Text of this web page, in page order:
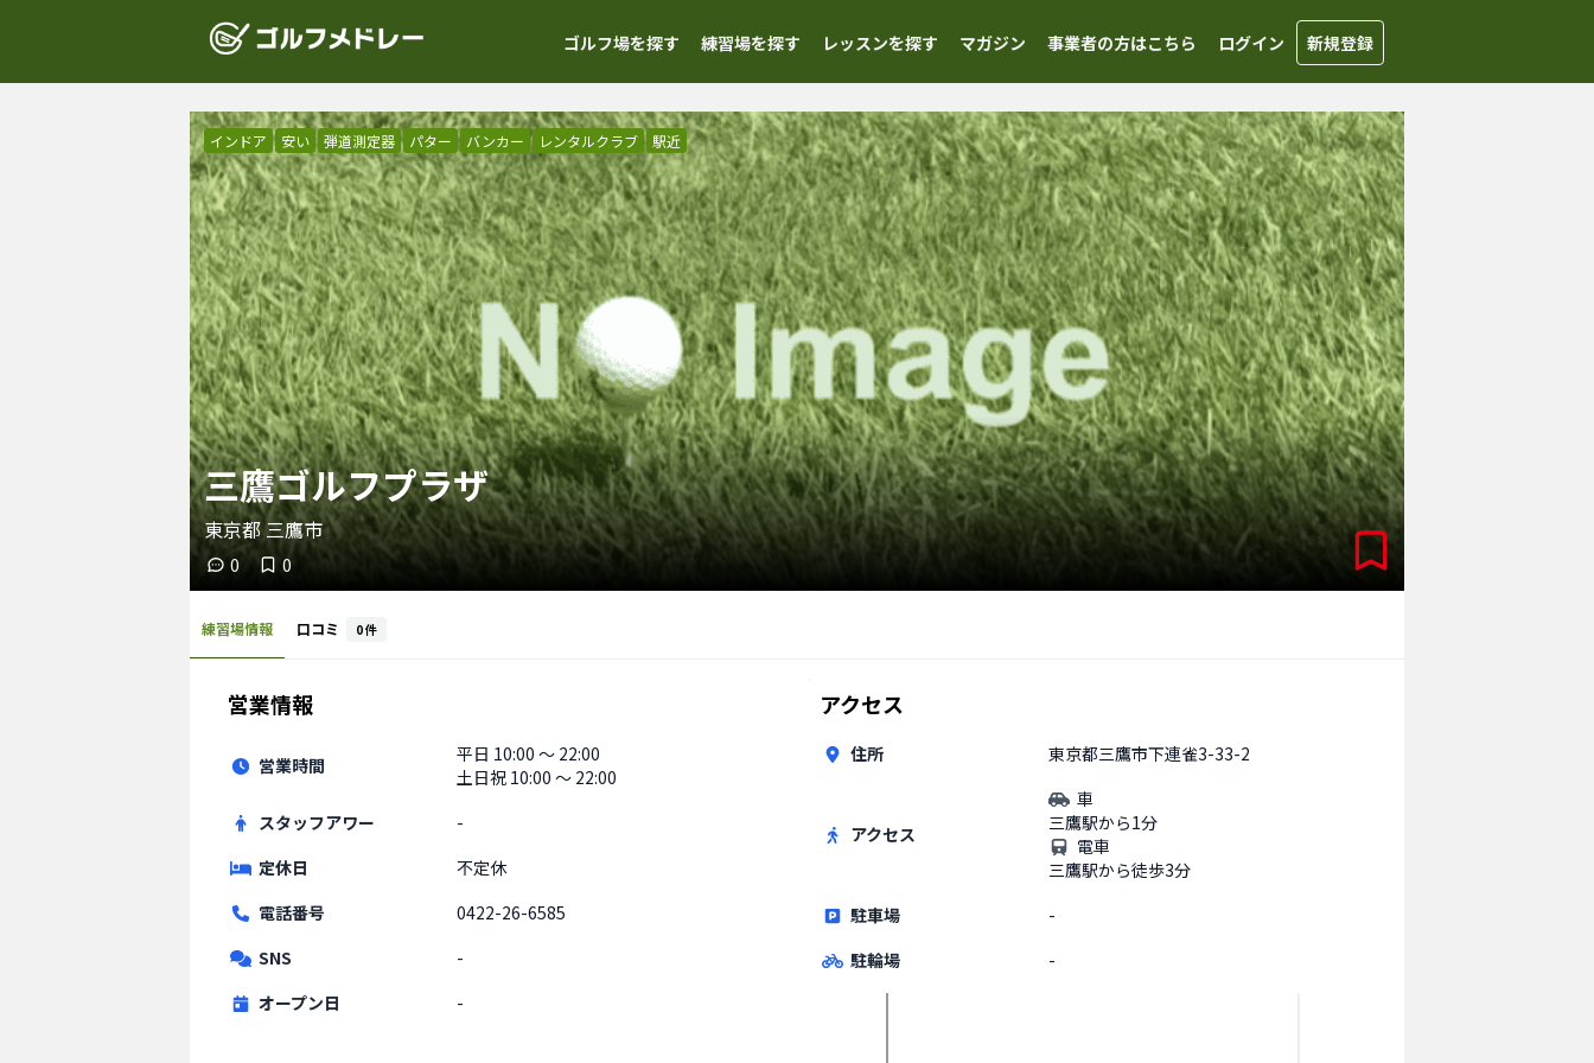
ゴルフ場を探す 練習場を探す レッスンを探す マガジン 事業者の方はこちら ログイン 新規登録
インドア 安い 弾道測定器 パター バンカー レンタルクラブ 駅近
三鷹ゴルフプラザ
東京都 三鷹市
0 0
練習場情報 口コミ 0件
営業情報
営業時間 平日 10:00 〜 22:00
土日祝 10:00 〜 22:00
スタッフアワー
-
定休日
不定休
電話番号
0422-26-6585
SNS
-
オープン日
-
アクセス
住所 東京都三鷹市下連雀3-33-2
アクセス
車
三鷹駅から1分
電車
三鷹駅から徒歩3分
駐車場
-
駐輪場
-